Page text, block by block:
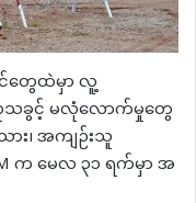
င်တွေထဲမှာ လူ့
ကုသခွင့် မလုံလောက်မှုတွေ
း၊ အကျဉ်းသူ
က မေလ ၃၁ ရက်မှာ အ